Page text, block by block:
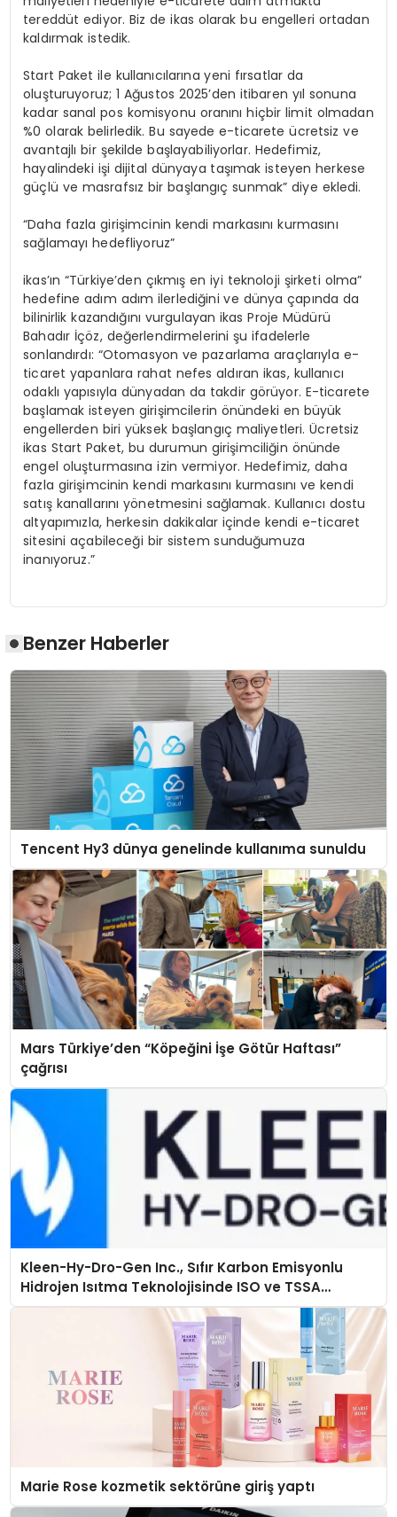
tereddüt ediyor. Biz de ikas olarak bu engelleri ortadan
kaldırmak istedik.
Start Paket ile kullanıcılarına yeni fırsatlar da
oluşturuyoruz; 1 Ağustos 2025’den itibaren yıl sonuna
kadar sanal pos komisyonu oranını hiçbir limit olmadan
%0 olarak belirledik. Bu sayede e-ticarete ücretsiz ve
avantajlı bir şekilde başlayabiliyorlar. Hedefimiz,
hayalindeki işi dijital dünyaya taşımak isteyen herkese
güçlü ve masrafsız bir başlangıç sunmak” diye ekledi.
“Daha fazla girişimcinin kendi markasını kurmasını
sağlamayı hedefliyoruz”
ikas’ın “Türkiye’den çıkmış en iyi teknoloji şirketi olma”
hedefine adım adım ilerlediğini ve dünya çapında da
bilinirlik kazandığını vurgulayan ikas Proje Müdürü
Bahadır İçöz, değerlendirmelerini şu ifadelerle
sonlandırdı: “Otomasyon ve pazarlama araçlarıyla e-
ticaret yapanlara rahat nefes aldıran ikas, kullanıcı
odaklı yapısıyla dünyadan da takdir görüyor. E-ticarete
başlamak isteyen girişimcilerin önündeki en büyük
engellerden biri yüksek başlangıç maliyetleri. Ücretsiz
ikas Start Paket, bu durumun girişimciliğin önünde
engel oluşturmasına izin vermiyor. Hedefimiz, daha
fazla girişimcinin kendi markasını kurmasını ve kendi
satış kanallarını yönetmesini sağlamak. Kullanıcı dostu
altyapımızla, herkesin dakikalar içinde kendi e-ticaret
sitesini açabileceği bir sistem sunduğumuza
inanıyoruz.”
Benzer Haberler
Tencent Hy3 dünya genelinde kullanıma sunuldu
Mars Türkiye’den “Köpeğini İşe Götür Haftası”
çağrısı
Kleen-Hy-Dro-Gen Inc., Sıfır Karbon Emisyonlu
Hidrojen Isıtma Teknolojisinde ISO ve TSSA
Düzenleyici Onaylarını Aldı
Marie Rose kozmetik sektörüne giriş yaptı